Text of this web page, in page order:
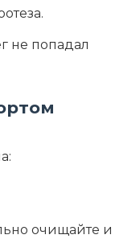
не попадал
очищайте и